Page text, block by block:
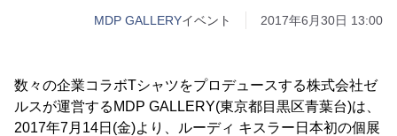
MDP GALLERYイベント 2017年6月30日 13:00
数々の企業コラボTシャツをプロデュースする株式会社ゼ
ルスが運営するMDP GALLERY(東京都目黒区青葉台)は、
2017年7月14日(金)より、ルーディ キスラー日本初の個展